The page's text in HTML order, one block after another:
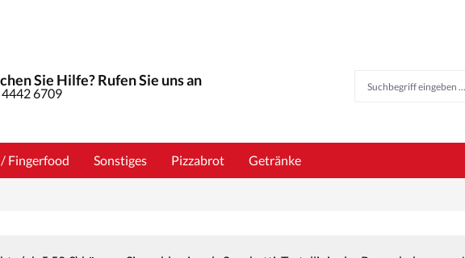
Sie Hilfe? Rufen Sie uns an
6709
/ Fingerfood Sonstiges Pizzabrot Getränke